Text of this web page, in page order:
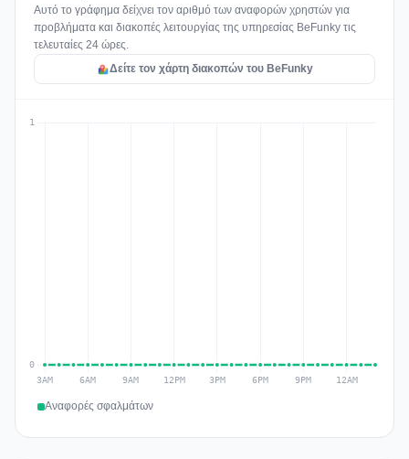
Αυτό το γράφημα δείχνει τον αριθμό των αναφορών χρηστών για
προβλήματα και διακοπές λειτουργίας της υπηρεσίας BeFunky τις
τελευταίες 24 ώρες.
Δείτε τον χάρτη διακοπών του BeFunky
Αναφορές σφαλμάτων